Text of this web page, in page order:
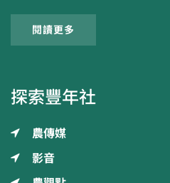
閱讀更多
探索豐年社
農傳媒
影音